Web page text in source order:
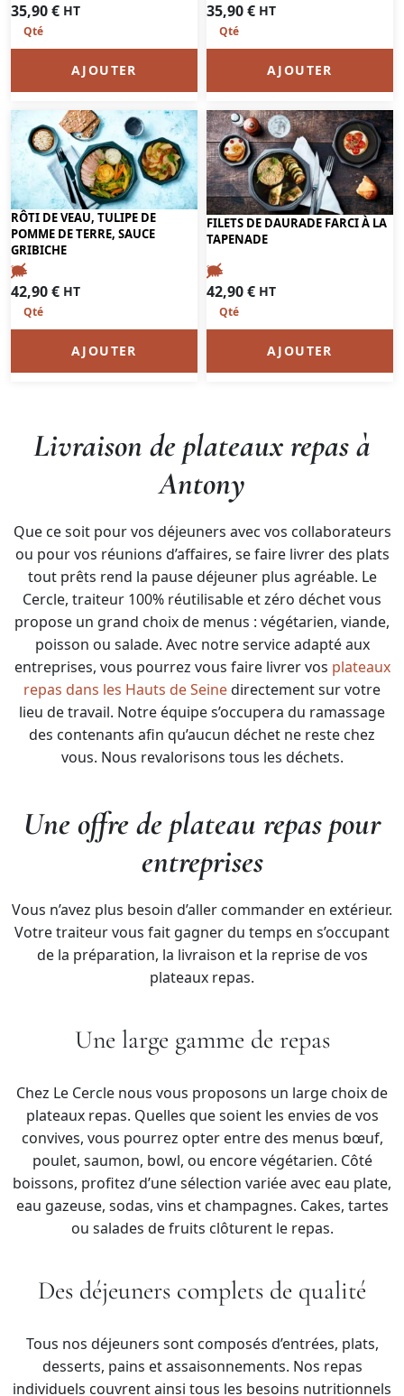
35,90€ HT
AJOUTER
35,90€ HT
AJOUTER
RÔTI DE VEAU, TULIPE DE
POMME DE TERRE, SAUCE
GRIBICHE
42,90€ HT
AJOUTER
FILETS DE DAURADE FARCI À LA
TAPENADE
42,90€ HT
AJOUTER
Livraison de plateaux repas à
Antony
Que ce soit pour vos déjeuners avec vos collaborateurs
ou pour vos réunions d’affaires, se faire livrer des plats
tout prêts rend la pause déjeuner plus agréable. Le
Cercle, traiteur 100% réutilisable et zéro déchet vous
propose un grand choix de menus : végétarien, viande,
poisson ou salade. Avec notre service adapté aux
entreprises, vous pourrez vous faire livrer vos plateaux
repas dans les Hauts de Seinedirectement sur votre
lieu de travail. Notre équipe s’occupera du ramassage
des contenants afin qu’aucun déchet ne reste chez
vous. Nous revalorisons tous les déchets.
Une offre de plateau repas pour
entreprises
Vous n’avez plus besoin d’aller commander en extérieur.
Votre traiteur vous fait gagner du temps en s’occupant
de la préparation, la livraison et la reprise de vos
plateaux repas.
Une large gamme de repas
Chez Le Cercle nous vous proposons un large choix de
plateaux repas. Quelles que soient les envies de vos
convives, vous pourrez opter entre des menus bœuf,
poulet, saumon, bowl, ou encore végétarien. Côté
boissons, profitez d’une sélection variée avec eau plate,
eau gazeuse, sodas, vins et champagnes. Cakes, tartes
ou salades de fruits clôturent le repas.
Des déjeuners complets de qualité
Tous nos déjeuners sont composés d’entrées, plats,
desserts, pains et assaisonnements. Nos repas
individuels couvrent ainsi tous les besoins nutritionnels